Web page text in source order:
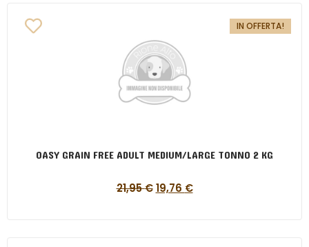
IN OFFERTA!
OASY GRAIN FREE ADULT MEDIUM/LARGE TONNO 2 KG
21,95€ 19,76 €